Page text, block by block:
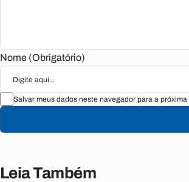
Nome (Obrigatório)
Salvar meus dados neste navegador para a
Leia Também